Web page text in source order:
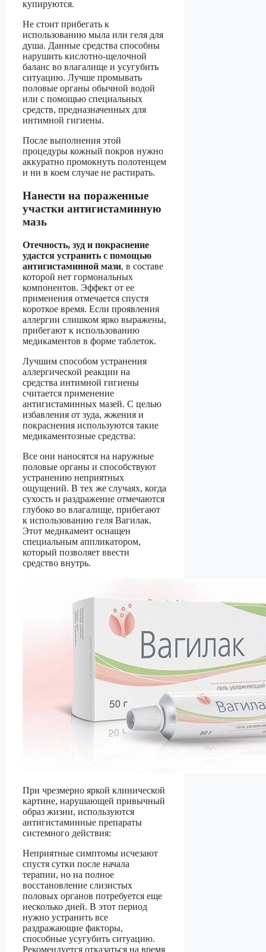
купируются.
Не стоит прибегать к
использованию мыла или геля для
душа. Данные средства способны
нарушить кислотно-щелочной
баланс во влагалище и усугубить
ситуацию. Лучше промывать
половые органы обычной водой
или с помощью специальных
средств, предназначенных для
интимной гигиены.
После выполнения этой
процедуры кожный покров нужно
аккуратно промокнуть полотенцем
и ни в коем случае не растирать.
Нанести на пораженные
участки антигистаминную
мазь
Отечность, зуд и покраснение
удастся устранить с помощью
антигистаминной мази, в составе
которой нет гормональных
компонентов. Эффект от ее
применения отмечается спустя
короткое время. Если проявления
аллергии слишком ярко выражены,
прибегают к использованию
медикаментов в форме таблеток.
Лучшим способом устранения
аллергической реакции на
средства интимной гигиены
считается применение
антигистаминных мазей. С целью
избавления от зуда, жжения и
покраснения используются такие
медикаментозные средства:
Все они наносятся на наружные
половые органы и способствуют
устранению неприятных
ощущений. В тех же случаях, когда
сухость и раздражение отмечаются
глубоко во влагалище, прибегают
к использованию геля Вагилак.
Этот медикамент оснащен
специальным аппликатором,
который позволяет ввести
средство внутрь.
При чрезмерно яркой клинической
картине, нарушающей привычный
образ жизни, используются
антигистаминные препараты
системного действия:
Неприятные симптомы исчезают
спустя сутки после начала
терапии, но на полное
восстановление слизистых
половых органов потребуется еще
несколько дней. В этот период
нужно устранить все
раздражающие факторы,
способные усугубить ситуацию.
Рекомендуется отказаться на время